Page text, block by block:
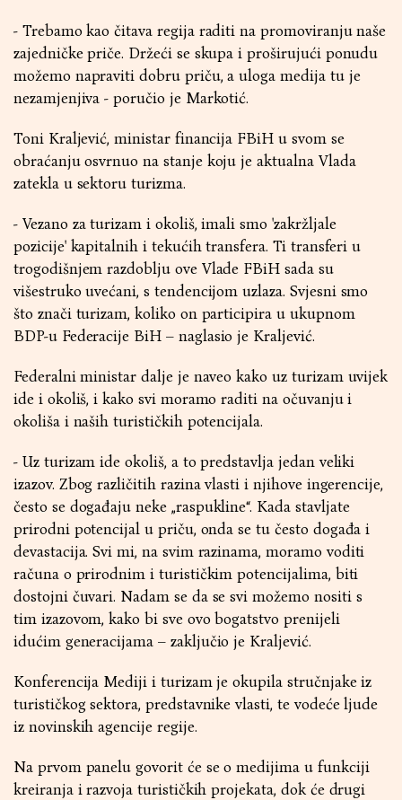
- Trebamo kao čitava regija raditi na promoviranju naše
zajedničke priče. Držeći se skupa i proširujući ponudu
možemo napraviti dobru priču, a uloga medija tu je
nezamjenjiva - poručio je Markotić.
Toni Kraljević, ministar financija FBiH u svom se
obraćanju osvrnuo na stanje koju je aktualna Vlada
zatekla u sektoru turizma.
- Vezano za turizam i okoliš, imali smo 'zakržljale
pozicije' kapitalnih i tekućih transfera. Ti transferi u
trogodišnjem razdoblju ove Vlade FBiH sada su
višestruko uvećani, s tendencijom uzlaza. Svjesni smo
što znači turizam, koliko on participira u ukupnom
BDP-u Federacije BiH – naglasio je Kraljević.
Federalni ministar dalje je naveo kako uz turizam uvijek
ide i okoliš, i kako svi moramo raditi na očuvanju i
okoliša i naših turističkih potencijala.
- Uz turizam ide okoliš, a to predstavlja jedan veliki
izazov. Zbog različitih razina vlasti i njihove ingerencije,
često se događaju neke „raspukline“. Kada stavljate
prirodni potencijal u priču, onda se tu često događa i
devastacija. Svi mi, na svim razinama, moramo voditi
računa o prirodnim i turističkim potencijalima, biti
dostojni čuvari. Nadam se da se svi možemo nositi s
tim izazovom, kako bi sve ovo bogatstvo prenijeli
idućim generacijama – zaključio je Kraljević.
Konferencija Mediji i turizam je okupila stručnjake iz
turističkog sektora, predstavnike vlasti, te vodeće ljude
iz novinskih agencije regije.
Na prvom panelu govorit će se o medijima u funkciji
kreiranja i razvoja turističkih projekata, dok će drugi